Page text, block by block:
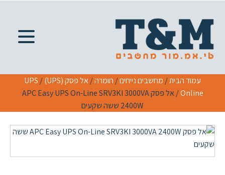
עמוד הבית/ מחשבים נייחים/ חומרה/אל פסק (UPS) /
UPS
Online
/ אל פסק APC Easy UPS On-Line SRV3KI 3000VA
2400W ששה שקעים